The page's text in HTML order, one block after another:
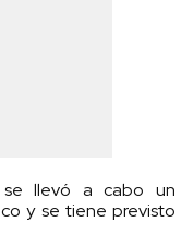
llevó a cabo un
y se tiene previsto